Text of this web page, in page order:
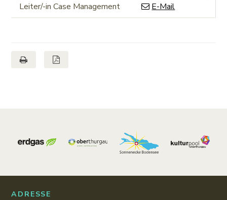
Leiter/-in Case Management
E-Mail
Seite druckenSeite als PDF
ADRESSE